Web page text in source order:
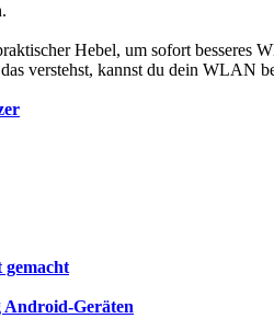
Hebel, um sofort
verstehst, kannst du dein WLAN
Android-Geräten